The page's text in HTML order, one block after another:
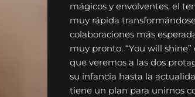
mágicos y envolventes, el
muy rápida
colaboraciones más
muy pronto. “You will
que veremos a las dos
su infancia hasta la
tiene un plan para unirnos